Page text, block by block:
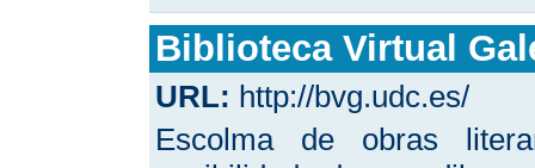
Biblioteca Virtual
URL: http://bvg.udc.es/
Escolma de obras